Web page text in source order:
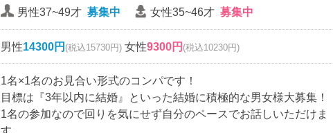
男性37~49才 募集中 女性35~46才 募集中
男性14300円 (税込15730円) 女性9300円 (税込10230円)
1名×1名のお見合い形式のコンパです！
目標は『3年以内に結婚』といった結婚に積極的な男女様大募集！
1名の参加なので回りを気にせず自分のペースでお話しいただけま
す。